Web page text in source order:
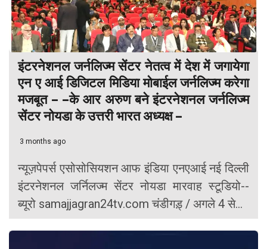
इंटरनेशनल जर्नलिज्म सेंटर नेतत्व में देश में जगायेगा
एन ए आई डिजिटल मिडिया मोबाईल जर्नलिज्म करेगा
मजबूत – –के आर अरुण बने इंटरनेशनल जर्नलिज्म
सेंटर नोयडा के उत्तरी भारत अध्यक्ष –
3 months ago
न्यूज़पेपर्स एसोसोसियशन आफ इंडिया एनएआई नई दिल्ली
इंटरनेशनल जर्निलज्म सेंटर नोयडा मारवाह स्टूडियो--
ब्यूरो samajjagran24tv.com चंडीगड़् / अगले 4 से...